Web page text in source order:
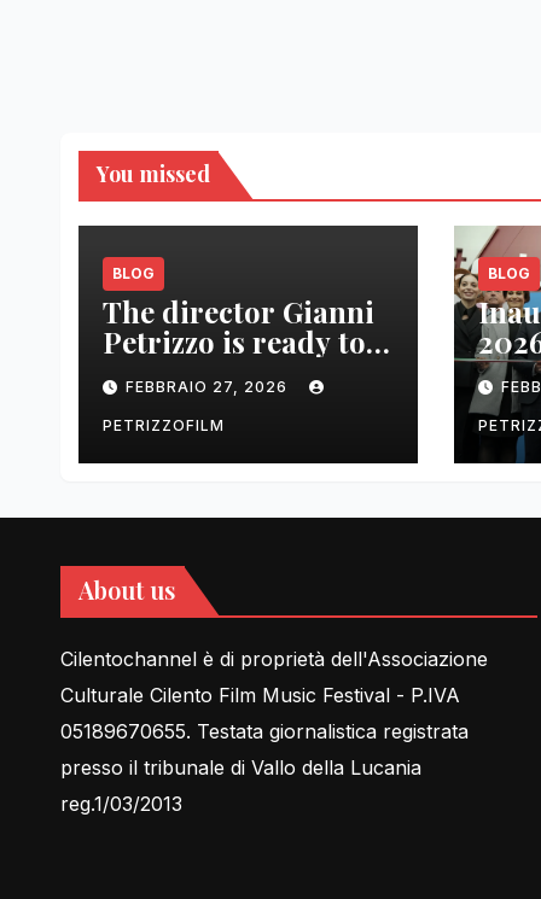
You missed
BLOG
The director Gianni
Petrizzo is ready to
tell Lessons in Love
FEBBRAIO 27, 2026
PETRIZZOFILM
BLOG
About us
Cilentochannel è di proprietà dell'Associazione
Culturale Cilento Film Music Festival - P.IVA
05189670655. Testata giornalistica registrata
presso il tribunale di Vallo della Lucania
reg.1/03/2013